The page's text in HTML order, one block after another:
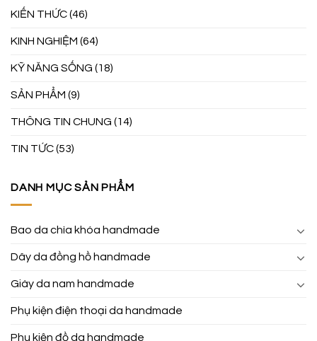
KIẾN THỨC(46)
KINH NGHIỆM (64)
KỸ NĂNG SỐNG (18)
SẢN PHẨM (9)
THÔNG TIN CHUNG (14)
TIN TỨC(53)
DANH MỤC SẢN PHẨM
Bao da chìa khóa handmade
Dây da đồng hồ handmade
Giày da nam handmade
Phụ kiện điện thoại da handmade
Phụ kiện đồ da handmade